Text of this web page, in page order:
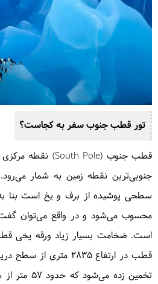
تور قطب جنوب سفر به کجاست؟
جنوبی‌ترین نقطه زمین به شمار
سطحی پوشیده از برف و یخ است بنا به
محسوب می‌شود و در واقع می‌توان گفت
است. ضخامت بسیار زیاد ورقه یخی
قطب در ارتفاع ۲۸۳۵
تخمین زده